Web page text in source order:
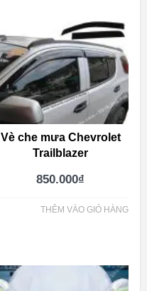
Vè che mưa Chevrolet
Trailblazer
850.000₫
THÊM VÀO GIỎ HÀNG